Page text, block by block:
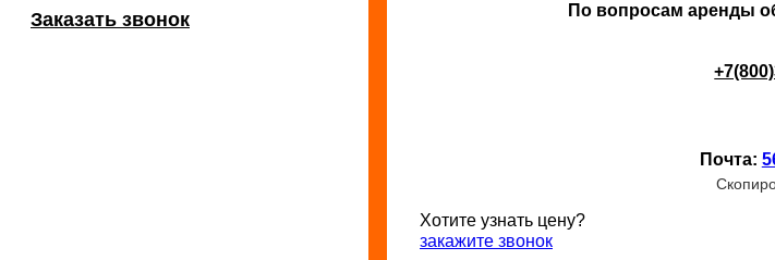
По вопросам аренды
Почта:
Хотите узнать цену?
закажите звонок
Заказать звонок